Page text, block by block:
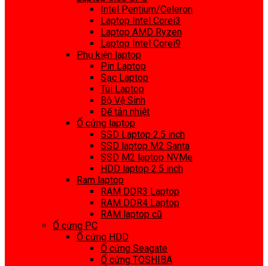
Intel Pentium/Celeron
Laptop Intel Corei3
Laptop AMD Ryzen
Laptop Intel Corei9
Phụ kiện laptop
Pin Laptop
Sạc Laptop
Túi Laptop
Bộ Vệ Sinh
Đế tản nhiệt
Ổ cứng laptop
SSD Laptop 2.5 inch
SSD laptop M2 Santa
SSD M2 laptop NVMe
HDD laptop 2.5 inch
Ram laptop
RAM DDR3 Laptop
RAM DDR4 Laptop
RAM laptop cũ
Ổ cứng PC
Ổ cứng HDD
Ổ cứng Seagate
Ổ cứng TOSHIBA